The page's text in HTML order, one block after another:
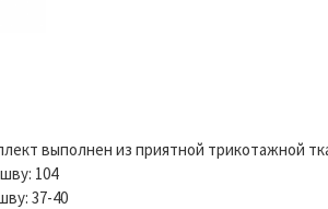
выполнен из приятной трикотажной
104
37-40